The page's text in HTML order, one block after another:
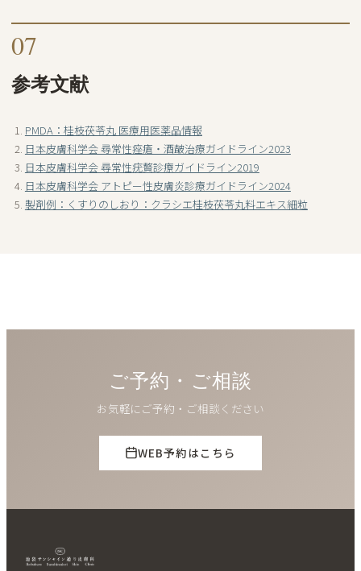
07
参考文献
PMDA：桂枝茯苓丸 医療用医薬品情報
日本皮膚科学会 尋常性痤瘡・酒皶治療ガイドライン2023
日本皮膚科学会 尋常性疣贅診療ガイドライン2019
日本皮膚科学会 アトピー性皮膚炎診療ガイドライン2024
製剤例：くすりのしおり：クラシエ桂枝茯苓丸料エキス細粒
ご予約・ご相談
お気軽にご予約・ご相談ください
WEB予約はこちら